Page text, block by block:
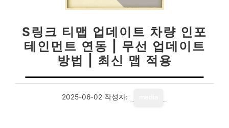
S링크 티맵 업데이트 차량 인포
테인먼트 연동 | 무선 업데이트
방법 | 최신 맵 적용
2025-06-02 작성자: